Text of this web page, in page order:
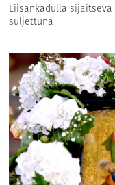
Liisankadulla
suljettuna